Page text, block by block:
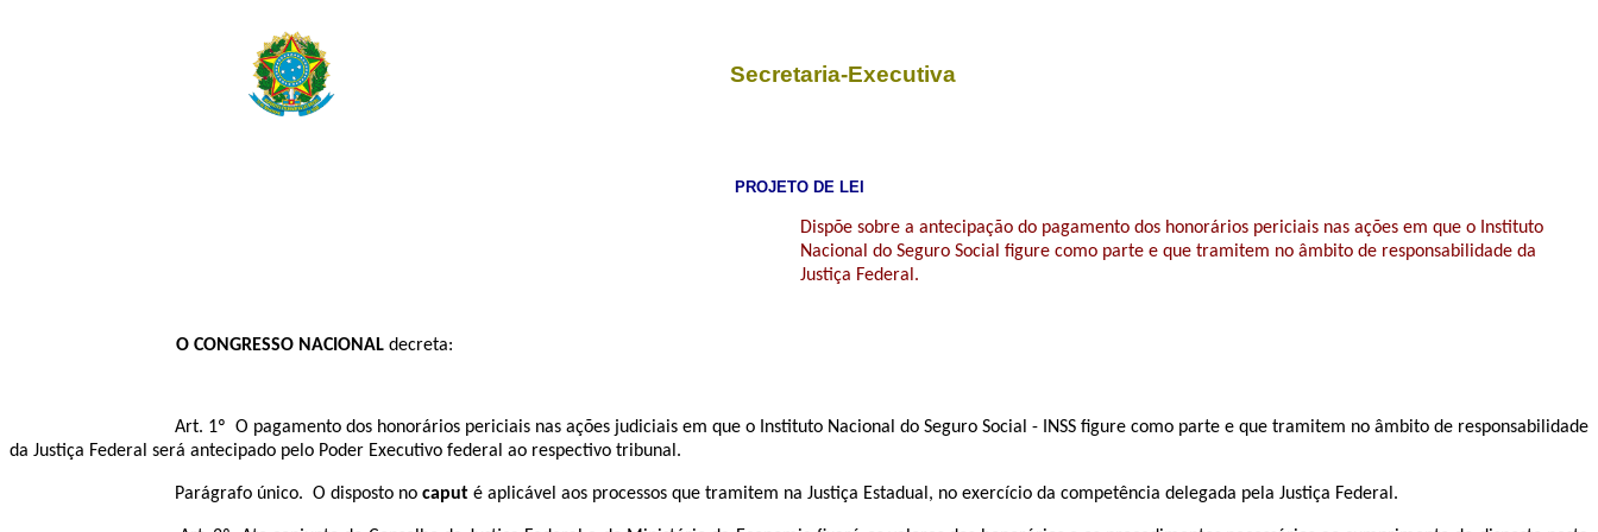
Secretaria-Executiva
PROJETO DE LEI
Dispõe sobre a antecipação do pagamento dos honorários periciais nas ações em que o Instituto
Nacional do Seguro Social figure como parte e que tramitem no âmbito de responsabilidade da
Justiça Federal.
O CONGRESSO NACIONAL decreta:
Art. 1º O pagamento dos honorários periciais nas ações judiciais em que o Instituto Nacional do Seguro Social - INSS figure como parte e que tramitem no âmbito de responsabilidade
da Justiça Federal será antecipado pelo Poder Executivo federal ao respectivo tribunal.
Parágrafo único. O disposto no caputé aplicável aos processos que tramitem na Justiça Estadual, no exercício da competência delegada pela Justiça Federal.